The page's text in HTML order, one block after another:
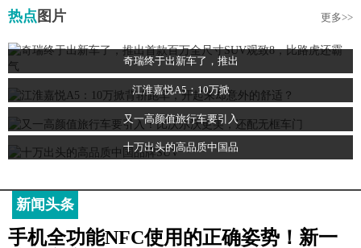
热点 图片 更多>>
奇瑞终于出新车了，推出
江淮嘉悦A5：10万掀
又一高颜值旅行车要引入
十万出头的高品质中国品
新闻头条
手机全功能NFC使用的正确姿势！新一